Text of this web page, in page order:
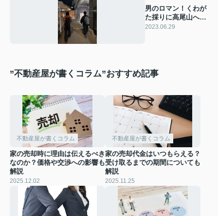
男のロマン！くわが
た採りに高尾山へ行
ってきました。
2023.06.29
”不動産屋が書くコラム”おすすめ記事
不動産屋が書くコラム
家の売却時に理由は伝えるべき
なのか？価格や交渉への影響も
解説
2025.12.02
不動産屋が書くコラム
家の売却代金はいつもらえる？
受け取るまでの期間についても
解説
2025.11.25